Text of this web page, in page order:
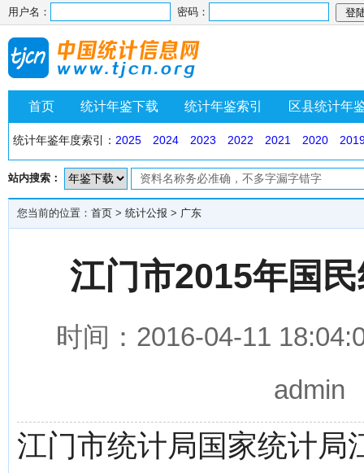
用户名： 密码：
首页 统计年鉴下载 统计年鉴索引 区县统计年
统计年鉴年度索引： 2025 2024 2023 2022 2021 2020
站内搜索：
您当前的位置： 首页 > 统计公报 > 广东
江门市2015年国
时间：2016-04-11
admin
江门市统计局国家统计局